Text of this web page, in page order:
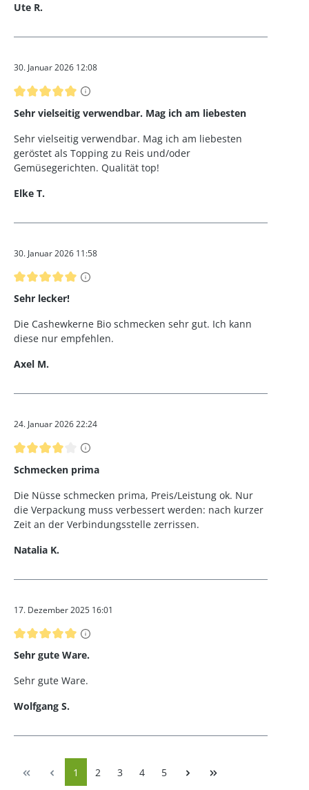
Ute R.
30. Januar 2026 12:08
Bewertung mit 5 von 5 Sternen
Sehr vielseitig verwendbar. Mag ich am liebesten
Sehr vielseitig verwendbar. Mag ich am liebesten
geröstet als Topping zu Reis und/oder
Gemüsegerichten. Qualität top!
Elke T.
30. Januar 2026 11:58
Bewertung mit 5 von 5 Sternen
Sehr lecker!
Die Cashewkerne Bio schmecken sehr gut. Ich kann
diese nur empfehlen.
Axel M.
24. Januar 2026 22:24
Bewertung mit 4 von 5 Sternen
Schmecken prima
Die Nüsse schmecken prima, Preis/Leistung ok. Nur
die Verpackung muss verbessert werden: nach kurzer
Zeit an der Verbindungsstelle zerrissen.
Natalia K.
17. Dezember 2025 16:01
Bewertung mit 5 von 5 Sternen
Sehr gute Ware.
Sehr gute Ware.
Wolfgang S.
Seite
1 Seite
2 Seite
3 Seite
4 Seite
5